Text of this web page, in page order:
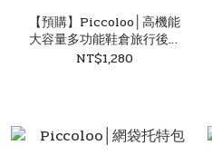
【預購】Piccoloo│高機能
大容量多功能鞋倉旅行後背
包 50L
NT$1,280